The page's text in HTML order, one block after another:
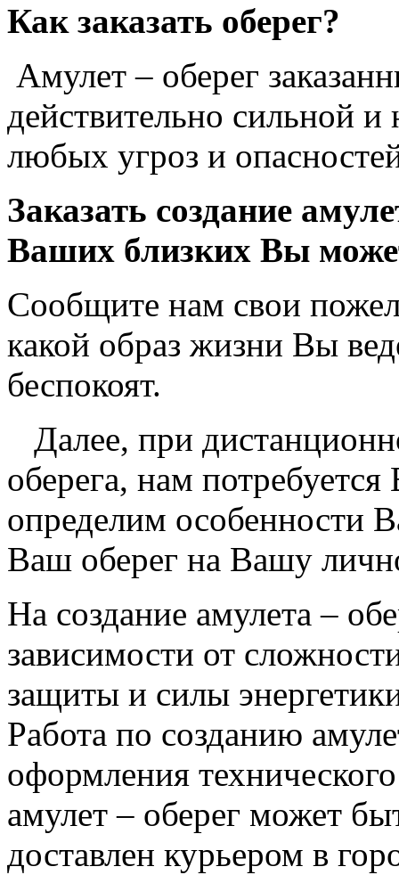
Как заказать оберег?
Амулет – оберег
действительно сильной
любых угроз и
Заказать создание
Ваших близких Вы
Сообщите нам свои
какой образ жизни Вы
беспокоят.
Далее, при
оберега, нам
определим особенности
Ваш оберег на Вашу
На создание амулета –
зависимости от
защиты и силы
Работа по созданию
оформления
амулет – оберег может
доставлен курьером в